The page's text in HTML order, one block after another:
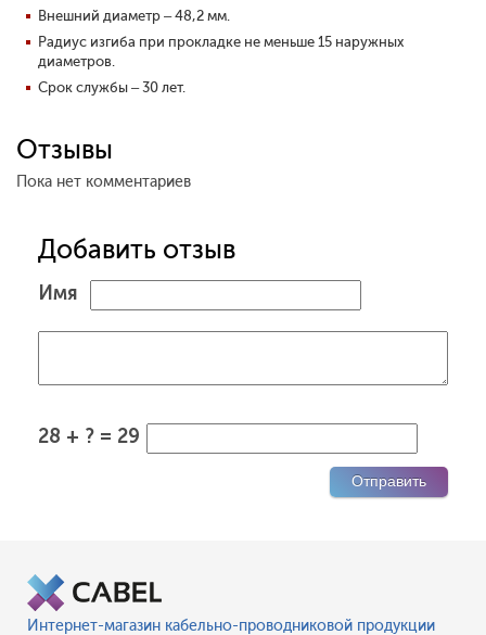
Внешний диаметр – 48,2 мм.
Радиус изгиба при прокладке не меньше 15 наружных
диаметров.
Срок службы – 30 лет.
Отзывы
Пока нет комментариев
Добавить отзыв
Имя
28 + ? = 29
Интернет-магазин кабельно-проводниковой продукции